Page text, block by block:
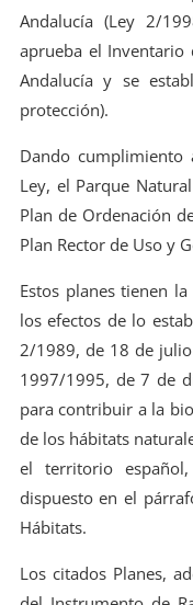
Andalucía (Ley 2/
aprueba el Inventario
Andalucía y se
protección).
Dando
Ley, el Parque
Plan de Ordenación
Plan Rector de Uso y
Estos planes tienen
los efectos de lo
2/1989, de 18 de
1997/1995, de 7 de
para contribuir a la
de los hábitats
el territorio
dispuesto en el
Hábitats.
Los citados Planes,